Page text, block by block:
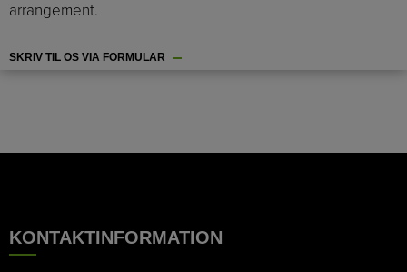
arrangement.
SKRIV TIL OS VIA FORMULAR
KONTAKTINFORMATION